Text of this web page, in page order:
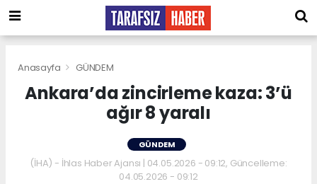
Anasayfa GÜNDEM
Ankara’da zincirleme kaza: 3’ü
ağır 8 yaralı
GÜNDEM
(İHA) - İhlas Haber Ajansı | 04.05.2026 - 09:12, Güncelleme:
04.05.2026 - 09:12